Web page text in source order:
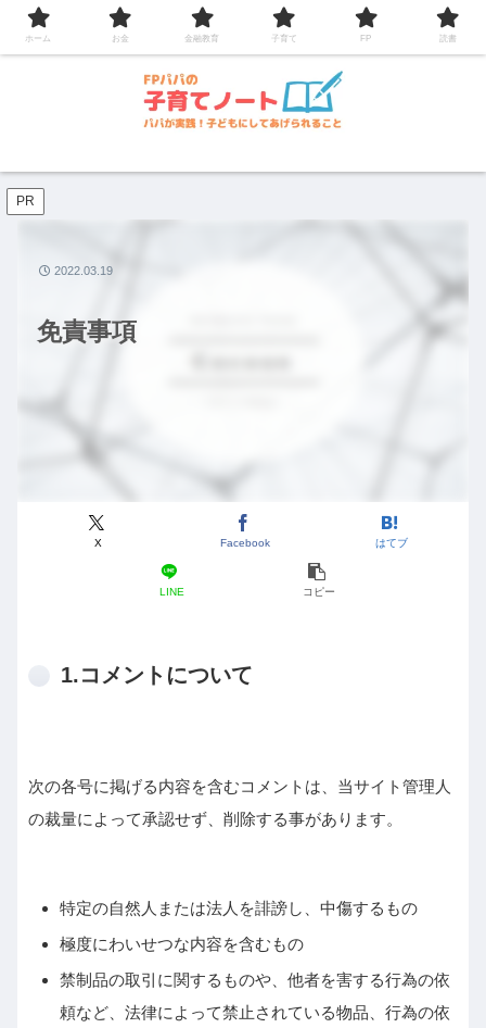
コンテンツへスキップ
PR
免責事項
X Facebook はてブ
LINE コピー
2022.03.19
1.コメントについて
次の各号に掲げる内容を含むコメントは、当サイト管理人
の裁量によって承認せず、削除する事があります。
特定の自然人または法人を誹謗し、中傷するもの
極度にわいせつな内容を含むもの
禁制品の取引に関するものや、他者を害する行為の依
頼など、法律によって禁止されている物品、行為の依
ホーム お金 金融教育 子育て FP 読書